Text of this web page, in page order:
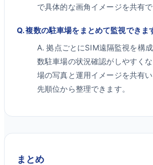
で具体的な画角イメージを共有で
Q.複数の駐車場をまとめて監視できま
A.拠点ごとにSIM遠隔監視を構
数駐車場の状況確認がしやすく
場の写真と運用イメージを共有
先順位から整理できます。
まとめ